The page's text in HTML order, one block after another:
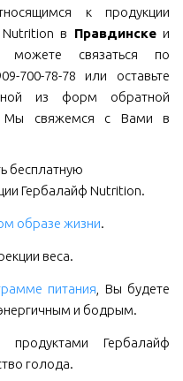
к продукции
в Правдинскеи
можете связаться по
700-78-78 или оставьте
из форм обратной
Мы свяжемся с Вами в
бесплатную
Гербалайф Nutrition.
образе жизни.
веса.
питания , Вы будете
и бодрым.
Гербалайф
голода.